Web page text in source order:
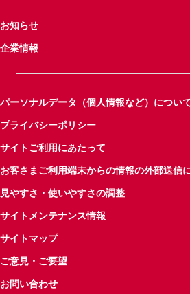
お知らせ
企業情報
パーソナルデータ（個人情報など）につい
プライバシーポリシー
サイトご利用にあたって
お客さまご利用端末からの情報の外部送信
見やすさ・使いやすさの調整
サイトメンテナンス情報
サイトマップ
ご意見・ご要望
お問い合わせ